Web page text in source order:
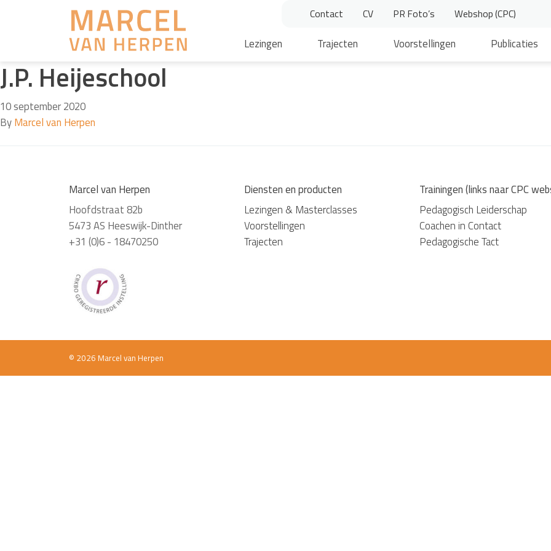
Contact CV PR Foto’s Webshop (CPC)
Lezingen Trajecten Voorstellingen Publicaties
J.P. Heijeschool
10 september 2020
ByMarcel van Herpen
Marcel van Herpen
Hoofdstraat 82b
5473 AS Heeswijk-Dinther
+31 (0)6 - 18470250
Diensten en producten
Lezingen & Masterclasses
Voorstellingen
Trajecten
Trainingen (links naar CPC
Pedagogisch Leiderschap
Coachen in Contact
Pedagogische Tact
© 2026 Marcel van Herpen